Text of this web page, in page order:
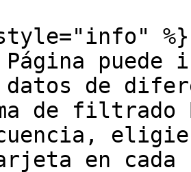
%}
Página
datos de
de
en cada